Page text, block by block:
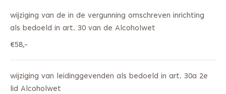
wijziging van de in de vergunning omschreven inrichting
als bedoeld in art. 30 van de Alcoholwet
€58,-
wijziging van leidinggevenden als bedoeld in art. 30a 2e
lid Alcoholwet